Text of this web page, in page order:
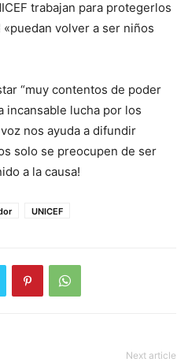
trabajan para protegerlos
volver a ser niños
“muy contentos de poder
incansable lucha por los
nos ayuda a difundir
solo se preocupen de ser
a la causa!
UNICEF
Next article